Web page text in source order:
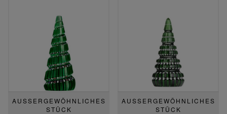
AUSSERGEWÖHNLICHES S
TÜCK
AUSSERGEWÖHNLICHES S
TÜCK